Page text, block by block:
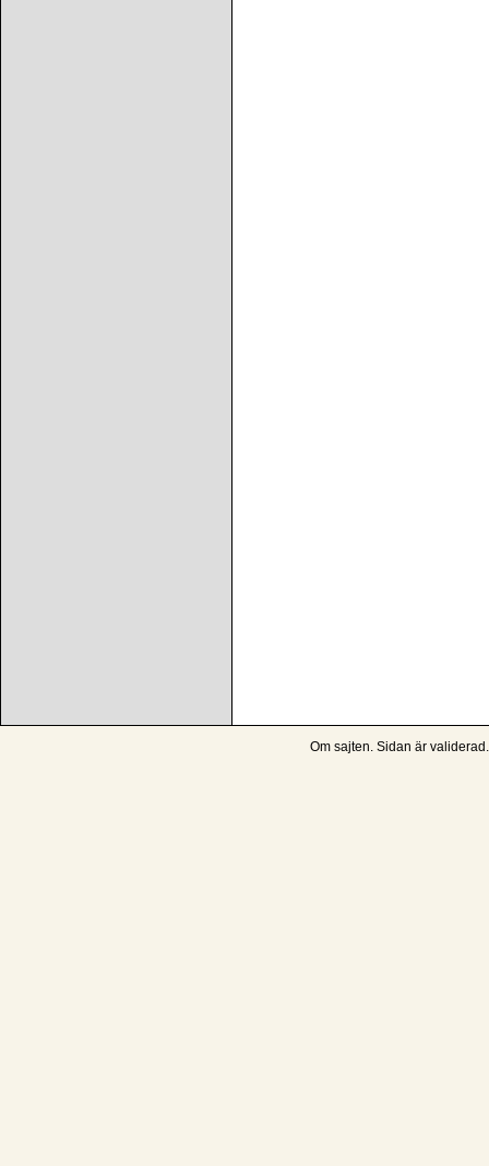
Om sajten. Sidan är validerad